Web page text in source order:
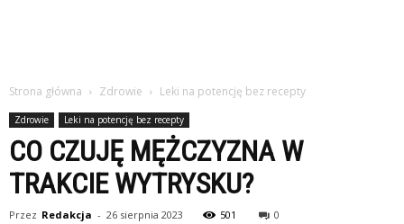
Strona główna Zdrowie Leki na potencję bez recepty
Zdrowie Leki na potencję bez recepty
CO CZUJĘ MĘŻCZYZNA W
TRAKCIE WYTRYSKU?
Przez Redakcja - 26 sierpnia 2023 501 0